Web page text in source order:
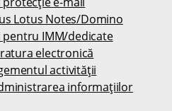
Lotus Notes/Domino
pentru IMM/dedicate
electronică
activității
informațiilor